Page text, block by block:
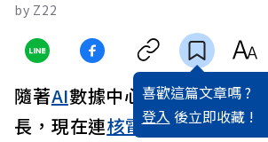
by Z22
喜歡這篇文章嗎 ?
登入 後立即收藏 !
隨著AI數據中心擴張，電力需
長，現在連核電廠也為了滿足